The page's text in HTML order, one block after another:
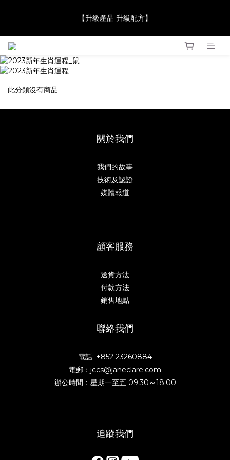
Award 勇奪金獎】
【升級產品 升級配方】
【JaneClare 康膚薈在iida Award Milan 2024 Professional
此分類沒有商品
關於我們
我們的故事
技術及認證
媒體報道
顧客服務
送貨方法
付款方法
銷售地點
聯絡我們
電話: +852 23260884
電郵：jccs@janeclare.com
辦公時間：星期一至五 09:30～18:00
追蹤我們